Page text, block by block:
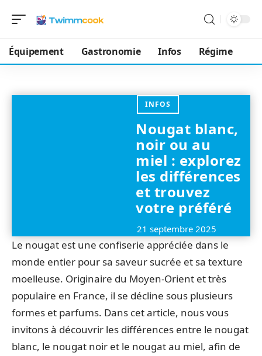
Équipement Gastronomie Infos Régime
INFOS
Nougat blanc,
noir ou au
miel : explorez
les différences
et trouvez
votre préféré
21 septembre 2025
Le nougat est une confiserie appréciée dans le
monde entier pour sa saveur sucrée et sa texture
moelleuse. Originaire du Moyen-Orient et très
populaire en France, il se décline sous plusieurs
formes et parfums. Dans cet article, nous vous
invitons à découvrir les différences entre le nougat
blanc, le nougat noir et le nougat au miel, afin de